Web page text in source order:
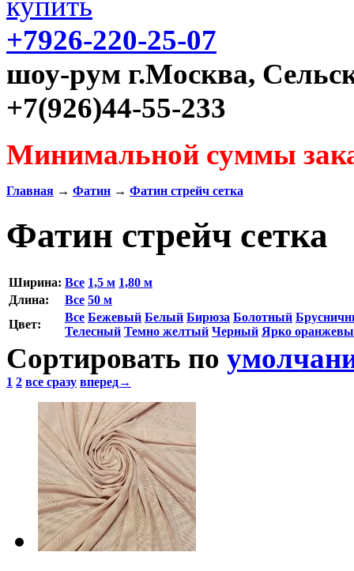
+7926-220-25-07
шоу-рум г.Москва,
+7(926)44-55-233
Минимальной суммы
Главная → Фатин → Фатин стрейч сетка
Фатин стрейч сетка
Ширина: Все 1,5 м 1,80 м
Длина:
Все 50 м
Цвет:
Все Бежевый Белый Бирюза Болотный
Телесный Темно желтый Черный Ярко
Сортировать по
1 2 все сразу вперед→